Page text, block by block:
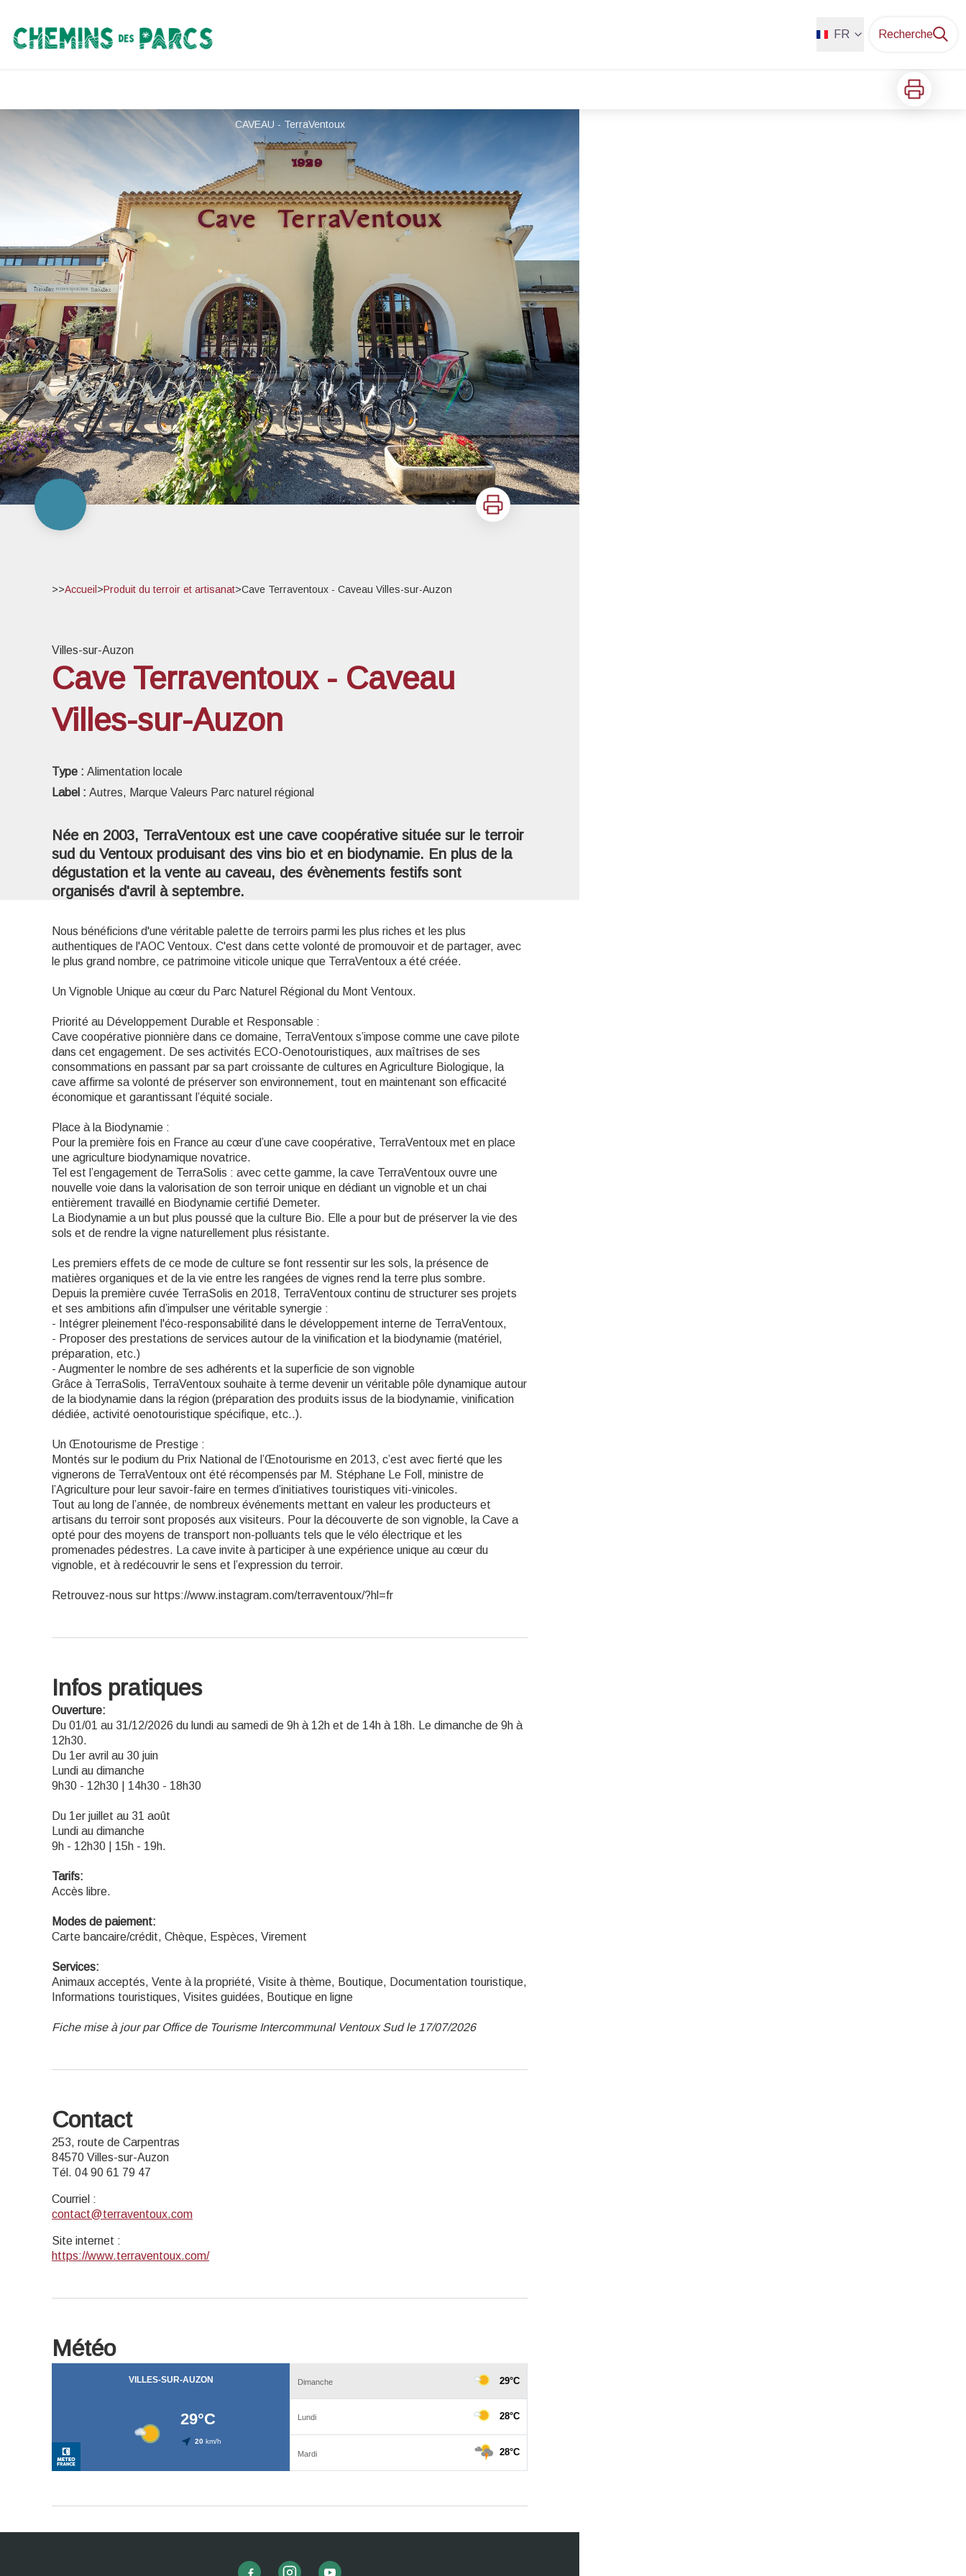
Chemins des Parcs FR Recherche
Imprimer
CAVEAU - TerraVentoux
Imprimer
>>Accueil >Produit du terroir et artisanat>Cave Terraventoux - Caveau Villes-sur-Auzon
Villes-sur-Auzon
Cave Terraventoux - Caveau
Villes-sur-Auzon
Type : Alimentation locale
Label : Autres, Marque Valeurs Parc naturel régional
Née en 2003, TerraVentoux est une cave coopérative située sur le terroir
sud du Ventoux produisant des vins bio et en biodynamie. En plus de la
dégustation et la vente au caveau, des évènements festifs sont
organisés d'avril à septembre.
Nous bénéficions d'une véritable palette de terroirs parmi les plus riches et les plus
authentiques de l'AOC Ventoux. C'est dans cette volonté de promouvoir et de partager, avec
le plus grand nombre, ce patrimoine viticole unique que TerraVentoux a été créée.
Un Vignoble Unique au cœur du Parc Naturel Régional du Mont Ventoux.
Priorité au Développement Durable et Responsable :
Cave coopérative pionnière dans ce domaine, TerraVentoux s’impose comme une cave pilote
dans cet engagement. De ses activités ECO-Oenotouristiques, aux maîtrises de ses
consommations en passant par sa part croissante de cultures en Agriculture Biologique, la
cave affirme sa volonté de préserver son environnement, tout en maintenant son efficacité
économique et garantissant l’équité sociale.
Place à la Biodynamie :
Pour la première fois en France au cœur d’une cave coopérative, TerraVentoux met en place
une agriculture biodynamique novatrice.
Tel est l’engagement de TerraSolis : avec cette gamme, la cave TerraVentoux ouvre une
nouvelle voie dans la valorisation de son terroir unique en dédiant un vignoble et un chai
entièrement travaillé en Biodynamie certifié Demeter.
La Biodynamie a un but plus poussé que la culture Bio. Elle a pour but de préserver la vie des
sols et de rendre la vigne naturellement plus résistante.
Les premiers effets de ce mode de culture se font ressentir sur les sols, la présence de
matières organiques et de la vie entre les rangées de vignes rend la terre plus sombre.
Depuis la première cuvée TerraSolis en 2018, TerraVentoux continu de structurer ses projets
et ses ambitions afin d’impulser une véritable synergie :
- Intégrer pleinement l'éco-responsabilité dans le développement interne de TerraVentoux,
- Proposer des prestations de services autour de la vinification et la biodynamie (matériel,
préparation, etc.)
- Augmenter le nombre de ses adhérents et la superficie de son vignoble
Grâce à TerraSolis, TerraVentoux souhaite à terme devenir un véritable pôle dynamique autour
de la biodynamie dans la région (préparation des produits issus de la biodynamie, vinification
dédiée, activité oenotouristique spécifique, etc..).
Un Œnotourisme de Prestige :
Montés sur le podium du Prix National de l’Œnotourisme en 2013, c’est avec fierté que les
vignerons de TerraVentoux ont été récompensés par M. Stéphane Le Foll, ministre de
l’Agriculture pour leur savoir-faire en termes d’initiatives touristiques viti-vinicoles.
Tout au long de l’année, de nombreux événements mettant en valeur les producteurs et
artisans du terroir sont proposés aux visiteurs. Pour la découverte de son vignoble, la Cave a
opté pour des moyens de transport non-polluants tels que le vélo électrique et les
promenades pédestres. La cave invite à participer à une expérience unique au cœur du
vignoble, et à redécouvrir le sens et l’expression du terroir.
Retrouvez-nous sur https://www.instagram.com/terraventoux/?hl=fr
Infos pratiques
Ouverture:
Du 01/01 au 31/12/2026 du lundi au samedi de 9h à 12h et de 14h à 18h. Le dimanche de 9h à
12h30.
Du 1er avril au 30 juin
Lundi au dimanche
9h30 - 12h30 | 14h30 - 18h30
Du 1er juillet au 31 août
Lundi au dimanche
9h - 12h30 | 15h - 19h.
Tarifs:
Accès libre.
Modes de paiement:
Carte bancaire/crédit, Chèque, Espèces, Virement
Services:
Animaux acceptés, Vente à la propriété, Visite à thème, Boutique, Documentation touristique,
Informations touristiques, Visites guidées, Boutique en ligne
Fiche mise à jour par Office de Tourisme Intercommunal Ventoux Sud le 17/07/2026
Contact
253, route de Carpentras
84570 Villes-sur-Auzon
Tél. 04 90 61 79 47
Courriel :
contact@terraventoux.com
Site internet :
https://www.terraventoux.com/
Météo